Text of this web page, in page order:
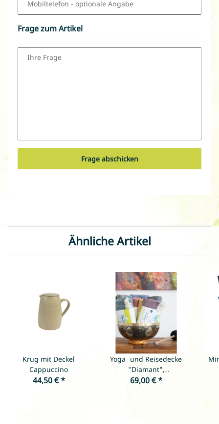
Mobiltelefon - optionale Angabe
Frage zum Artikel
Ihre Frage
Frage abschicken
Ähnliche Artikel
Krug mit Deckel
Cappuccino
44,50 €*
Yoga- und Reisedecke
"Diamant",
verschiedene Farben
69,00 €*